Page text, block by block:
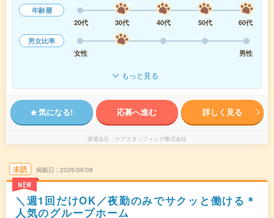
年齢層
20代
30代 40代 50代
60代
男女比率
女性
男性
もっと見る
気になる! 応募へ進む 詳しく見る
派遣会社 ケアスタッフィング株式会社
未読
NEW
掲載日 2026/08/08
＼週1回だけOK／夜勤のみでサクッと働ける＊
人気のグループホーム